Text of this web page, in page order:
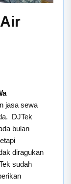
jasa sewa
DJTek
bulan
diragukan
sudah